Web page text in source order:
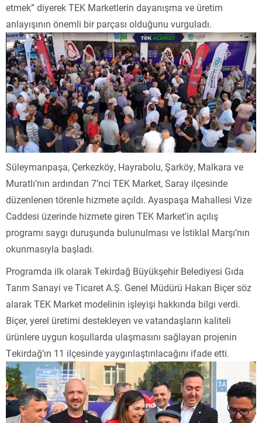
etmek” diyerek TEK Marketlerin dayanışma ve üretim
anlayışının önemli bir parçası olduğunu vurguladı.
Süleymanpaşa, Çerkezköy, Hayrabolu, Şarköy, Malkara ve
Muratlı’nın ardından 7’nci TEK Market, Saray ilçesinde
düzenlenen törenle hizmete açıldı. Ayaspaşa Mahallesi Vize
Caddesi üzerinde hizmete giren TEK Market’in açılış
programı saygı duruşunda bulunulması ve İstiklal Marşı’nın
okunmasıyla başladı.
Programda ilk olarak Tekirdağ Büyükşehir Belediyesi Gıda
Tarım Sanayi ve Ticaret A.Ş. Genel Müdürü Hakan Biçer söz
alarak TEK Market modelinin işleyişi hakkında bilgi verdi.
Biçer, yerel üretimi destekleyen ve vatandaşların kaliteli
ürünlere uygun koşullarda ulaşmasını sağlayan projenin
Tekirdağ’ın 11 ilçesinde yaygınlaştırılacağını ifade etti.